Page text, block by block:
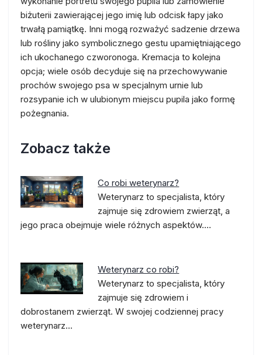
biżuterii zawierającej jego imię lub odcisk łapy jako
trwałą pamiątkę. Inni mogą rozważyć sadzenie drzewa
lub rośliny jako symbolicznego gestu upamiętniającego
ich ukochanego czworonoga. Kremacja to kolejna
opcja; wiele osób decyduje się na przechowywanie
prochów swojego psa w specjalnym urnie lub
rozsypanie ich w ulubionym miejscu pupila jako formę
pożegnania.
Zobacz także
Co robi weterynarz?
Weterynarz to specjalista, który
zajmuje się zdrowiem zwierząt, a
jego praca obejmuje wiele różnych aspektów.…
Weterynarz co robi?
Weterynarz to specjalista, który
zajmuje się zdrowiem i
dobrostanem zwierząt. W swojej codziennej pracy
weterynarz…